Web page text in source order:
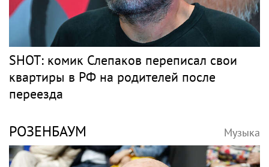
SHOT: комик Слепаков переписал свои
квартиры в РФ на родителей после
переезда
РОЗЕНБАУМ Музыка